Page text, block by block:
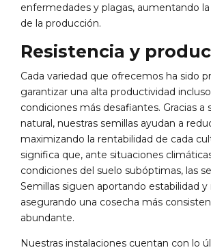
enfermedades y plagas, aumentando
de la producción.
Resistencia y
Cada variedad que ofrecemos ha sido
garantizar una alta productividad
condiciones más desafiantes. Gracias a
natural, nuestras semillas ayudan a
maximizando la rentabilidad de cada
significa que, ante situaciones
condiciones del suelo subóptimas, las
Semillas siguen aportando estabilidad
asegurando una cosecha más
abundante.
Nuestras instalaciones cuentan con lo